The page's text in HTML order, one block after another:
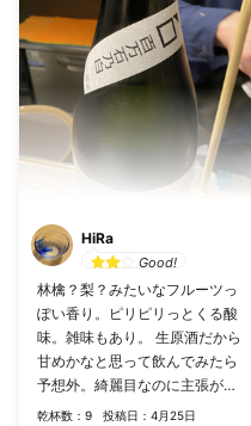
HiRa
Good!
林檎？梨？みたいなフルーツっ
ぽい香り。ピリピリっとくる酸
味。雑味もあり。 生原酒だから
甘めかなと思って飲んでみたら
予想外。綺麗目なのに主張がし
っかりしてるから、濃いツマミ
乾杯数：9 投稿日：4月25日